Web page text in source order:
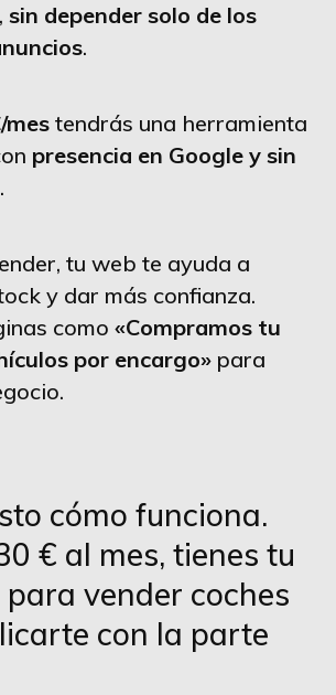
sin depender solo de los
.
mes tendrás una herramienta
presencia en Google y sin
.
tu web te ayuda a
y dar más confianza.
como «Compramos tu
por encargo» para
cómo funciona.
€ al mes, tienes tu
vender coches
con la parte